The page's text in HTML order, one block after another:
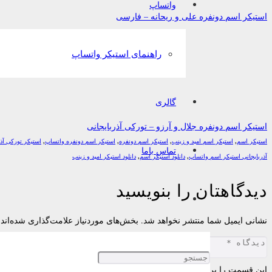
واتساپ
راهنمای استیکر واتساپ
گالری
تماس باما
استیکر اسم دونفره علی و ریحانه – فارسی
استیکر اسم دونفره جلال و آرزو – تورکی آذربایجانی
استیکر اسم, استیکر اسم امید و زینب, استیکر اسم دونفره, استیکر اسم دونفره واتساپ, استیکر تورکی
آذربایجانی استیکر اسم واتساپ, دانلود استیکر اسم, دانلود استیکر امید و زینب
دیدگاهتان را بنویسید
نشانی ایمیل شما منتشر نخواهد شد. بخش‌های موردنیاز علامت‌گذاری شده‌اند
این قسمت را پر کنید